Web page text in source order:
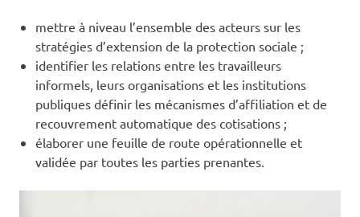
mettre à niveau l’ensemble des acteurs sur les
stratégies d’extension de la protection sociale ;
‎identifier les relations entre les travailleurs
informels, leurs organisations et les institutions
publiques définir les mécanismes d’affiliation et de
recouvrement automatique des cotisations ;
‎élaborer une feuille de route opérationnelle et
validée par toutes les parties prenantes.